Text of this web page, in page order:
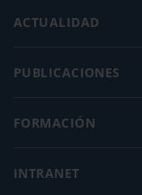
ACTUALIDAD
PUBLICACIONES
FORMACIÓN
INTRANET